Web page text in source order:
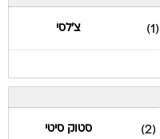
(1) צ'לסי
(2) סטוק סיטי